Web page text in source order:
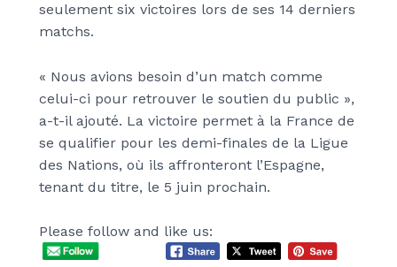
seulement six victoires lors de ses 14 derniers
matchs.
« Nous avions besoin d’un match comme
celui-ci pour retrouver le soutien du public »,
a-t-il ajouté. La victoire permet à la France de
se qualifier pour les demi-finales de la Ligue
des Nations, où ils affronteront l’Espagne,
tenant du titre, le 5 juin prochain.
Please follow and like us: